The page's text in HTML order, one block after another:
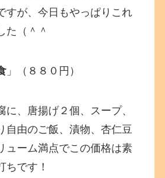
すが、今日もやっぱりこれ
た（＾＾
」（８８０円）
に、唐揚げ２個、スープ、
自由のご飯、漬物、杏仁豆
ューム満点でこの価格は素
ちです！